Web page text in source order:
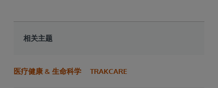
相关主题
医疗健康 & 生命科学 TRAKCARE